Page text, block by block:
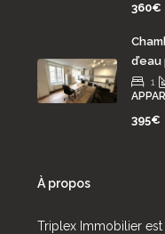
360€
1
395€
À propos
Triplex Immobilier